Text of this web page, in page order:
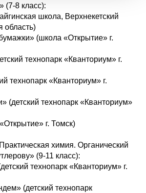
(7-8 класс):
школа, Верхнекетский
область)
(школа «Открытие» г.
технопарк «Кванториум» г.
технопарк «Кванториум» г.
(детский технопарк «Кванториум»
г. Томск)
химия. Органический
(9-11 класс):
технопарк «Кванториум» г.
(детский технопарк